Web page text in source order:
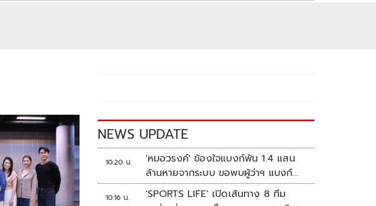
NEWS UPDATE
10:20 น.
'หมอวรงค์' ข้องใจแบงก์พัน 1.4 แสน
ล้านหายจากระบบ ขอพบผู้ว่าฯ แบงก์
ชาติ
10:16 น.
'SPORTS LIFE' เปิดเส้นทาง 8 ทีม